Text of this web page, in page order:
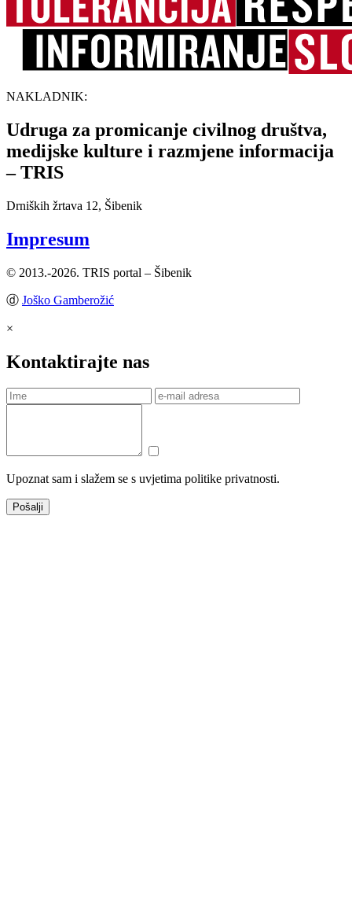
NAKLADNIK:
Udruga za promicanje civilnog društva,
medijske kulture i razmjene informacija
– TRIS
Drniških žrtava 12, Šibenik
Impresum
© 2013.-2026. TRIS portal – Šibenik
ⓓ Joško Gamberožić
×
Kontaktirajte nas
Upoznat sam i slažem se s uvjetima politike privatnosti.
Pošalji